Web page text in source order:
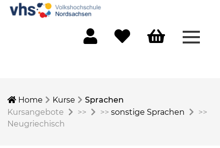
Home Kurse
Sprachen
Kursangebote
>> >> sonstige Sprachen
>>
Neugriechisch